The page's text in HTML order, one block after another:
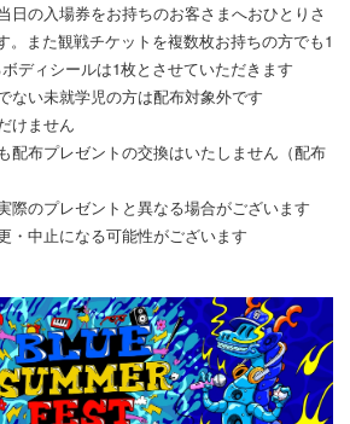
日の入場券をお持ちのお客さまへおひとりさ
。また観戦チケットを複数枚お持ちの方でも1
ディシールは1枚とさせていただきます
ない未就学児の方は配布対象外です
けません
配布プレゼントの交換はいたしません（配布
際のプレゼントと異なる場合がございます
・中止になる可能性がございます